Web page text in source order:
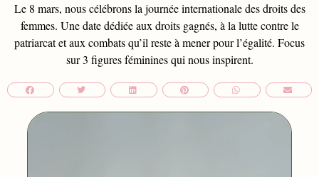
Le 8 mars, nous célébrons la journée internationale des droits des
femmes. Une date dédiée aux droits gagnés, à la lutte contre le
patriarcat et aux combats qu’il reste à mener pour l’égalité. Focus
sur 3 figures féminines qui nous inspirent.